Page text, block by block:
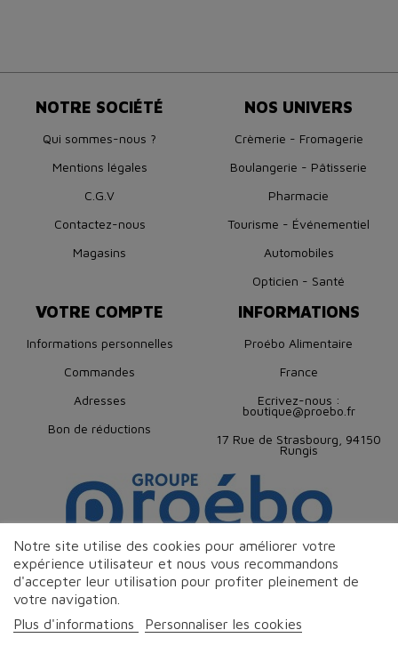
NOTRE SOCIÉTÉ
Qui sommes-nous ?
Mentions légales
C.G.V
Contactez-nous
Magasins
NOS UNIVERS
Crèmerie - Fromagerie
Boulangerie - Pâtisserie
Pharmacie
Tourisme - Événementiel
Automobiles
Opticien - Santé
VOTRE COMPTE
Informations personnelles
Commandes
Adresses
Bon de réductions
INFORMATIONS
Proébo Alimentaire
France
Ecrivez-nous :
boutique@proebo.fr
17 Rue de Strasbourg, 94150
Rungis
Notre site utilise des cookies pour améliorer votre
expérience utilisateur et nous vous recommandons
d'accepter leur utilisation pour profiter pleinement de
votre navigation.
Plus d'informations
Personnaliser les cookies